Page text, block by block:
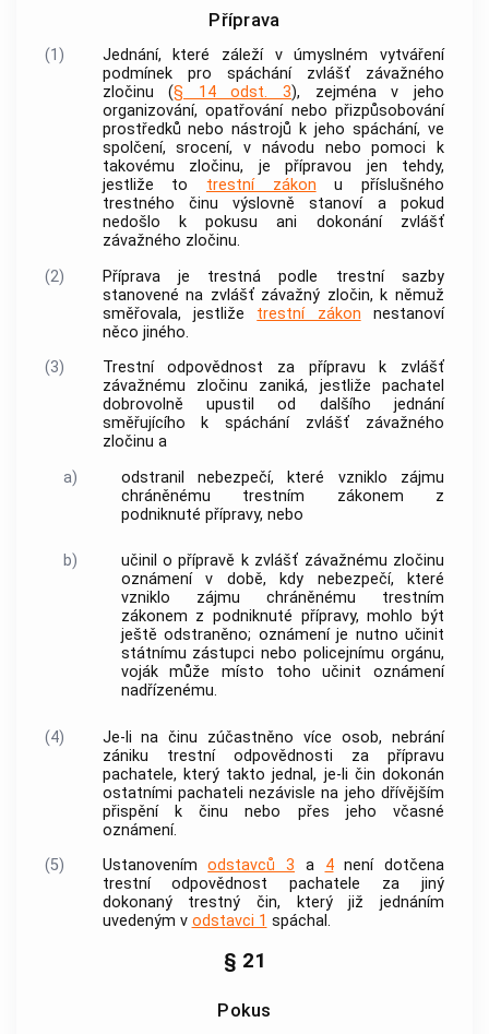
Příprava
(1)
Jednání, které záleží v úmyslném vytváření
podmínek pro spáchání zvlášť závažného
zločinu (§ 14 odst. 3), zejména v jeho
organizování, opatřování nebo přizpůsobování
prostředků nebo nástrojů k jeho spáchání, ve
spolčení, srocení, v návodu nebo pomoci k
takovému zločinu, je přípravou jen tehdy,
jestliže to trestní zákon u příslušného
trestného činu výslovně stanoví a pokud
nedošlo k pokusu ani dokonání zvlášť
závažného zločinu.
(2)
Příprava je trestná podle trestní sazby
stanovené na zvlášť závažný zločin, k němuž
směřovala, jestliže trestní zákon nestanoví
něco jiného.
(3)
Trestní odpovědnost za přípravu k zvlášť
závažnému zločinu zaniká, jestliže pachatel
dobrovolně upustil od dalšího jednání
směřujícího k spáchání zvlášť závažného
zločinu a
a)
odstranil nebezpečí, které vzniklo zájmu
chráněnému trestním zákonem z
podniknuté přípravy, nebo
b)
učinil o přípravě k zvlášť závažnému zločinu
oznámení v době, kdy nebezpečí, které
vzniklo zájmu chráněnému trestním
zákonem z podniknuté přípravy, mohlo být
ještě odstraněno; oznámení je nutno učinit
státnímu zástupci nebo policejnímu orgánu,
voják může místo toho učinit oznámení
nadřízenému.
(4)
Je-li na činu zúčastněno více osob, nebrání
zániku trestní odpovědnosti za přípravu
pachatele, který takto jednal, je-li čin dokonán
ostatními pachateli nezávisle na jeho dřívějším
přispění k činu nebo přes jeho včasné
oznámení.
(5)
Ustanovenímodstavců 3 a 4není dotčena
trestní odpovědnost pachatele za jiný
dokonaný trestný čin, který již jednáním
uvedeným v odstavci 1 spáchal.
§ 21
Pokus